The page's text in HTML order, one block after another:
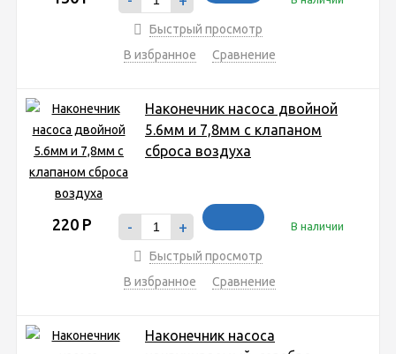
Быстрый просмотр
В избранное
Сравнение
Наконечник насоса двойной
5.6мм и 7,8мм с клапаном
сброса воздуха
220 Р - + В наличии
Быстрый просмотр
В избранное
Сравнение
Наконечник насоса